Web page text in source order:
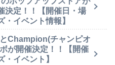
決定！！【開催日・場
・イベント情報】
Champion(チャンピオ
が開催決定！！【開催
・イベント】